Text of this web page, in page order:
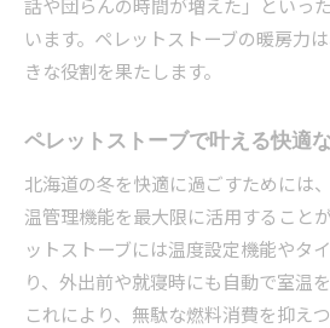
います。ペレットストーブの暖房力
きな役割を果たします。
ペレットストーブで叶える快適
北海道の冬を快適に過ごすためには
温管理機能を最大限に活用すること
ットストーブには温度設定機能やタ
り、外出前や就寝時にも自動で室温
これにより、無駄な燃料消費を抑え